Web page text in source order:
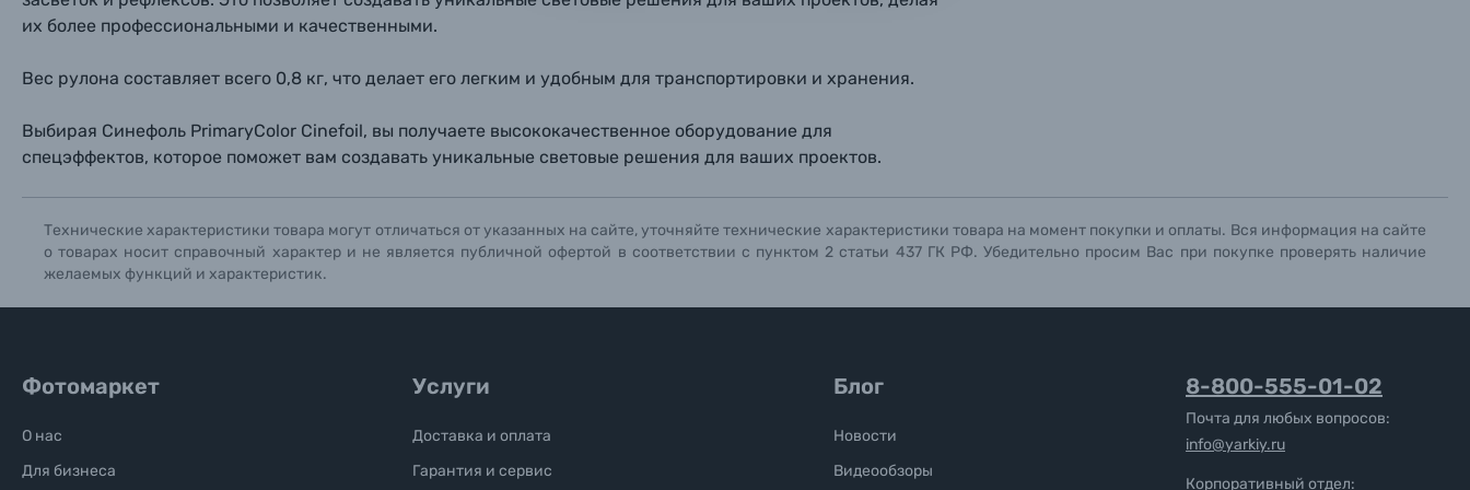
Отправить вопрос
Отправить вопрос
Книги о фотографии, альбомы известных фотографов
Солнцезащитные очки
Б/У фототехника (Комиссионные товары)
их более профессиональными и качественными.
Вес рулона составляет всего 0,8 кг, что делает его легким и удобным для транспортировки и хранения.
Выбирая Синефоль PrimaryColor Cinefoil, вы получаете высококачественное оборудование для
спецэффектов, которое поможет вам создавать уникальные световые решения для ваших проектов.
Технические характеристики товара могут отличаться от указанных на сайте, уточняйте технические характеристики товара на момент покупки и оплаты. Вся информация на сайте
о товарах носит справочный характер и не является публичной офертой в соответствии с пунктом 2 статьи 437 ГК РФ. Убедительно просим Вас при покупке проверять наличие
желаемых функций и характеристик.
Отправить вопрос
Фотомаркет
О нас
Для бизнеса
Услуги
Доставка и оплата
Гарантия и сервис
Блог
Новости
Видеообзоры
8-800-555-01-02
Почта для любых вопросов:
info@yarkiy.ru
Корпоративный отдел: